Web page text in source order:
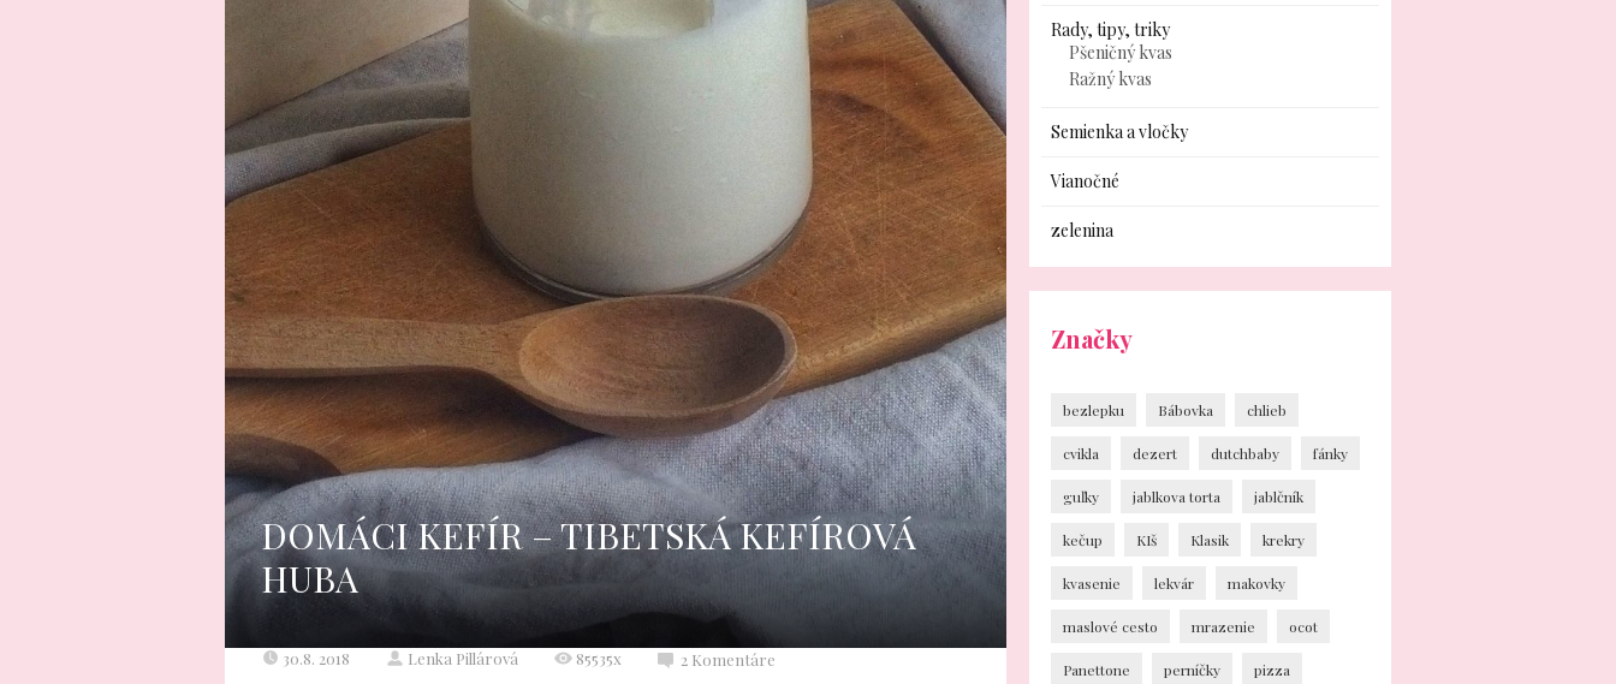
DOMÁCI KEFÍR – TIBETSKÁ KEFÍROVÁ
HUBA
30.8. 2018 Lenka Pillárová 85535x 2 Komentáre
Rady, tipy, triky
Pšeničný kvas
Ražný kvas
Semienka a vločky
Vianočné
zelenina
Značky
bezlepku Bábovka chlieb
cvikla dezert dutchbaby fánky
guľky jablkova torta jablčník
kečup KIš Klasik krekry
kvasenie lekvár makovky
maslové cesto mrazenie ocot
Panettone perníčky pizza